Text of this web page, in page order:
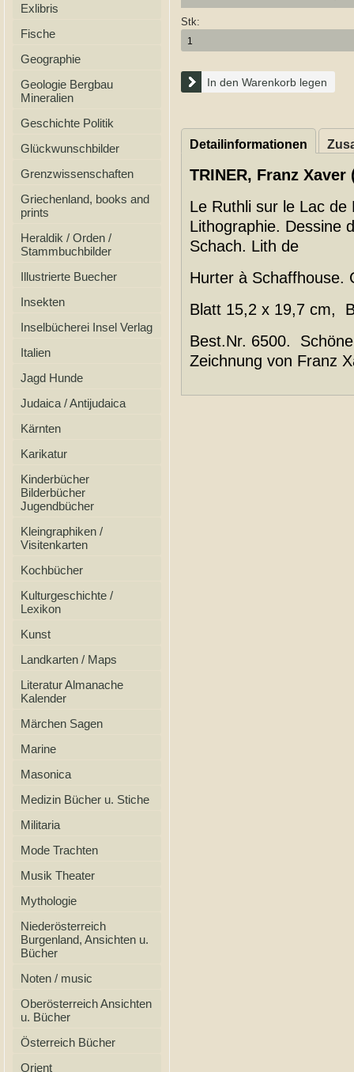
Exlibris
Fische
Geographie
Geologie Bergbau
Mineralien
Geschichte Politik
Glückwunschbilder
Grenzwissenschaften
Griechenland, books and
prints
Heraldik / Orden /
Stammbuchbilder
Illustrierte Buecher
Insekten
Inselbücherei Insel Verlag
Italien
Jagd Hunde
Judaica / Antijudaica
Kärnten
Karikatur
Kinderbücher
Bilderbücher
Jugendbücher
Kleingraphiken /
Visitenkarten
Kochbücher
Kulturgeschichte /
Lexikon
Kunst
Landkarten / Maps
Literatur Almanache
Kalender
Märchen Sagen
Marine
Masonica
Medizin Bücher u. Stiche
Militaria
Mode Trachten
Musik Theater
Mythologie
Niederösterreich
Burgenland, Ansichten u.
Bücher
Noten / music
Oberösterreich Ansichten
u. Bücher
Österreich Bücher
Orient
Stk:
In den Warenkorb legen
Detailinformationen
TRINER, Franz
Le Ruthli sur le Lac
Lithographie. Dessine
Schach. Lith de
Hurter à Schaffhouse.
Blatt 15,2 x 19,7 cm,
Best.Nr. 6500.
Zeichnung von Franz